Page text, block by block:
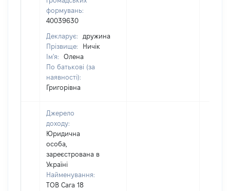
формувань:
40039630
Декларує:
дружина
Прізвище:
Ничік
Ім'я:
Олена
По батькові (за
наявності):
Григорівна
Джерело
доходу:
Юридична
особа,
зареєстрована в
Україні
Найменування:
ТОВ Сага 18